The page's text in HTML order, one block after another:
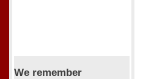
We remember